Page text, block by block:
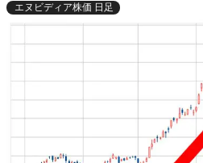
エヌビディア株価 日足